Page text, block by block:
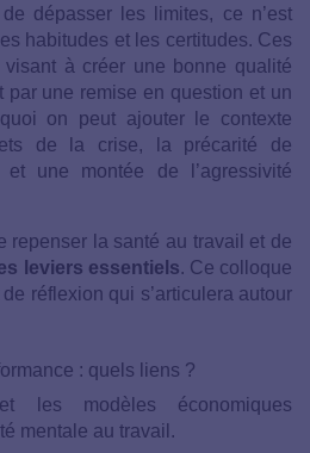
dépasser les limites, ce n’est
habitudes et les certitudes. Ces
à créer une bonne qualité
par une remise en question et un
on peut ajouter le contexte
de la crise, la précarité de
et une montée de l’agressivité
repenser la santé au travail et de
leviers essentiels. Ce colloque
réflexion qui s’articulera autour
: quels liens ?
les modèles économiques
mentale au travail.